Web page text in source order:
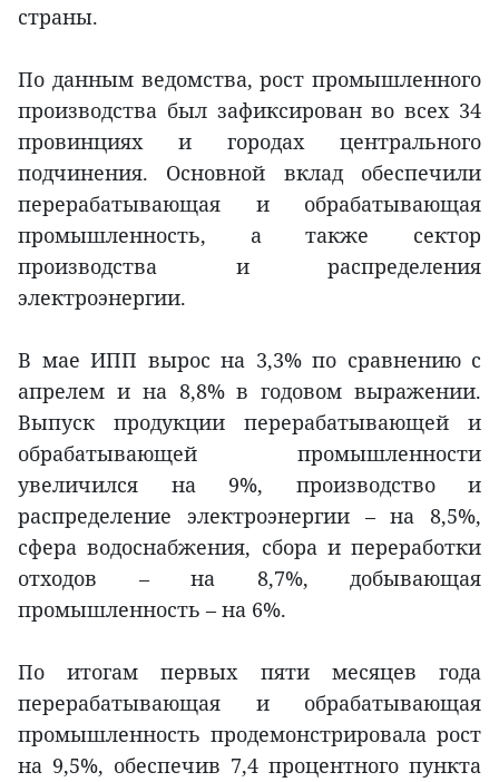
страны.
По данным ведомства, рост промышленного
производства был зафиксирован во всех 34
провинциях и городах центрального
подчинения. Основной вклад обеспечили
перерабатывающая и обрабатывающая
промышленность, а также сектор
производства и распределения
электроэнергии.
В мае ИПП вырос на 3,3% по сравнению с
апрелем и на 8,8% в годовом выражении.
Выпуск продукции перерабатывающей и
обрабатывающей промышленности
увеличился на 9%, производство и
распределение электроэнергии – на 8,5%,
сфера водоснабжения, сбора и переработки
отходов – на 8,7%, добывающая
промышленность – на 6%.
По итогам первых пяти месяцев года
перерабатывающая и обрабатывающая
промышленность продемонстрировала рост
на 9,5%, обеспечив 7,4 процентного пункта